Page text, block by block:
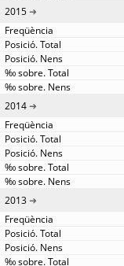
2015
2014
2013